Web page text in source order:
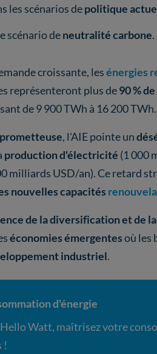
les scénarios depolitique
scénario deneutralité carbone.
croissante, lesénergies
représenteront plus de90 %
de 9 900 TWh à 16 200 TWh.
, l'AIE pointe un
production d'électricité (1 000
milliards USD/an). Ce retard
nouvelles capacités
de la diversification et de
économies émergentesoù les
industriel.
d'énergie
Watt, maîtrisez votre
!